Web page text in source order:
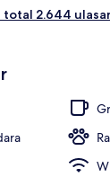
total 2.644